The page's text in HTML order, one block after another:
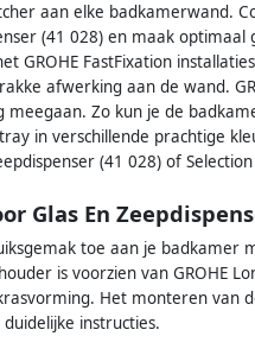
aan elke badkamerwand.
(41 028) en maak
GROHE FastFixation
afwerking aan de wand.
meegaan. Zo kun je de
in verschillende prachtige
(41 028) of
Glas En
toe aan je badkamer
is voorzien van GROHE
Het monteren van
instructies.